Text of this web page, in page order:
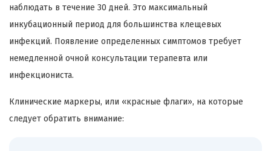
наблюдать в течение 30 дней. Это максимальный
инкубационный период для большинства клещевых
инфекций. Появление определенных симптомов требует
немедленной очной консультации терапевта или
инфекциониста.
Клинические маркеры, или «красные флаги», на которые
следует обратить внимание: